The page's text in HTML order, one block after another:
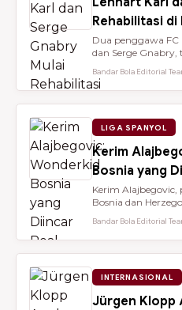
Rehabilitasi di
Dua penggawa
dan Serge
Bandar Bola Editorial
LIGA SPANYOL
Kerim
Bosnia yang
Kerim Alajbegovic,
Bosnia dan
Bandar Bola Editorial
INTERNASIONAL
Jürgen Klopp